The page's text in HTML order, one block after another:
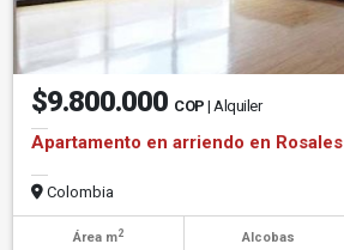
$9.800.000 COP | Alquiler
Apartamento en arriendo en Rosales
Colombia
Área m2 Alcobas